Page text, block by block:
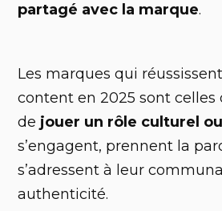
partagé avec la marque.
Les marques qui
content en 2025 sont
de jouer un rôle culturel
s’engagent, prennent la
s’adressent à leur
authenticité.